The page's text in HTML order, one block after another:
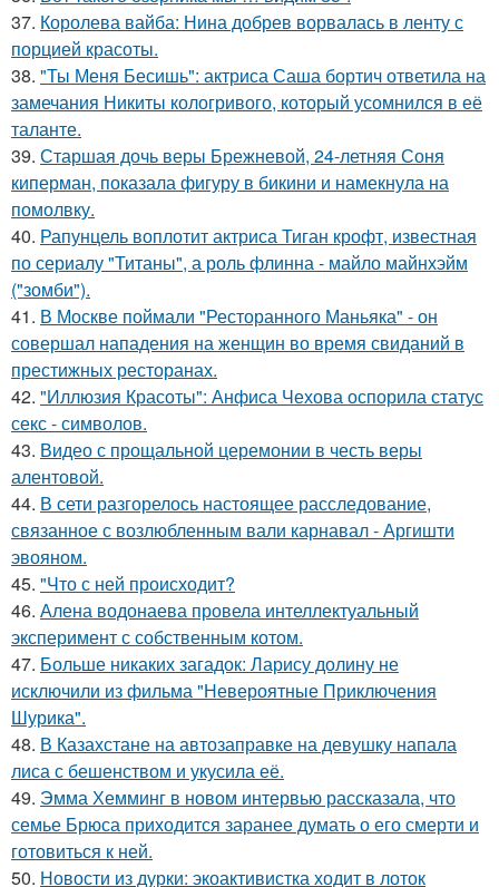
37. Королева вайба: Нина добрев ворвалась в ленту с
порцией красоты.
38. "Ты Меня Бесишь": актриса Саша бортич ответила на
замечания Никиты кологривого, который усомнился в её
таланте.
39. Старшая дочь веры Брежневой, 24-летняя Соня
киперман, показала фигуру в бикини и намекнула на
помолвку.
40. Рапунцель воплотит актриса Тиган крофт, известная
по сериалу "Титаны", а роль флинна - майло майнхэйм
("зомби").
41. В Москве поймали "Ресторанного Маньяка" - он
совершал нападения на женщин во время свиданий в
престижных ресторанах.
42. "Иллюзия Красоты": Анфиса Чехова оспорила статус
секс - символов.
43. Видео с прощальной церемонии в честь веры
алентовой.
44. В сети разгорелось настоящее расследование,
связанное с возлюбленным вали карнавал - Аргишти
эвояном.
45. "Что с ней происходит?
46. Алена водонаева провела интеллектуальный
эксперимент с собственным котом.
47. Больше никаких загадок: Ларису долину не
исключили из фильма "Невероятные Приключения
Шурика".
48. В Казахстане на автозаправке на девушку напала
лиса с бешенством и укусила её.
49. Эмма Хемминг в новом интервью рассказала, что
семье Брюса приходится заранее думать о его смерти и
готовиться к ней.
50. Новости из дурки: экоактивистка ходит в лоток